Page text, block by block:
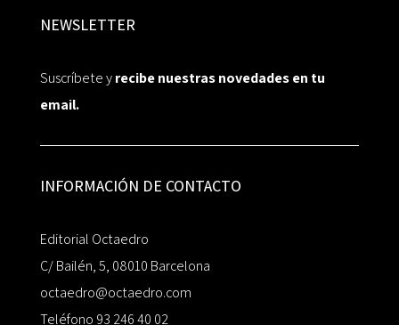
NEWSLETTER
Suscríbete yrecibe nuestras novedades en tu
email.
INFORMACIÓN DE CONTACTO
Editorial Octaedro
C/ Bailén, 5, 08010 Barcelona
octaedro@octaedro.com
Teléfono 93 246 40 02